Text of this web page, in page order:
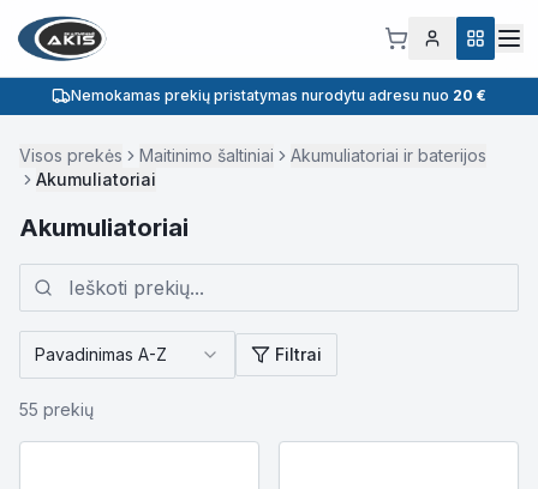
Nemokamas prekių pristatymas nurodytu adresu nuo 20 €
Visos prekės Maitinimo šaltiniai
Akumuliatoriai ir baterijos
Akumuliatoriai
Akumuliatoriai
Pavadinimas A-Z Filtrai
55 prekių